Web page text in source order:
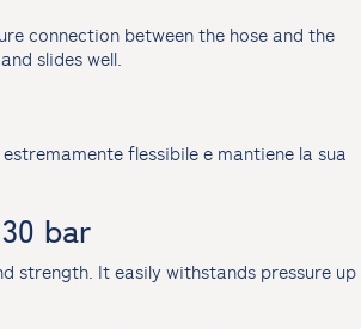
connection between the hose and the
slides well.
flessibile e mantiene la sua
bar
strength. It easily withstands pressure up